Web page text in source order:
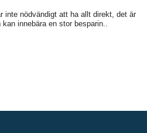
inte nödvändigt att ha allt direkt, det är
innebära en stor besparin..